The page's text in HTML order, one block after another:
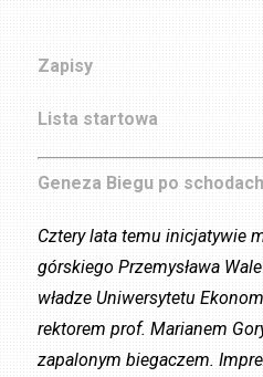
Zapisy
Lista startowa
Geneza Biegu po
Cztery lata temu inicjatywie
górskiego Przemysława
władze Uniwersytetu
rektorem prof. Marianem
zapalonym biegaczem.